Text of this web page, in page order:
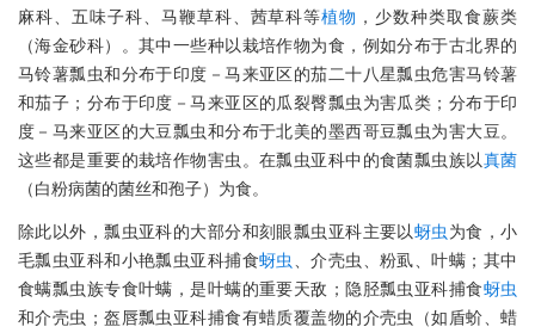
麻科、五味子科、马鞭草科、茜草科等植物 ，少数种类取食蕨类
（海金砂科）。其中一些种以栽培作物为食，例如分布于古北界的
马铃薯瓢虫和分布于印度－马来亚区的茄二十八星瓢虫危害马铃薯
和茄子；分布于印度－马来亚区的瓜裂臀瓢虫为害瓜类；分布于印
度－马来亚区的大豆瓢虫和分布于北美的墨西哥豆瓢虫为害大豆。
这些都是重要的栽培作物害虫。在瓢虫亚科中的食菌瓢虫族以真菌
（白粉病菌的菌丝和孢子）为食。
除此以外，瓢虫亚科的大部分和刻眼瓢虫亚科主要以蚜虫为食，小
毛瓢虫亚科和小艳瓢虫亚科捕食蚜虫、介壳虫、粉虱、叶螨；其中
食螨瓢虫族专食叶螨，是叶螨的重要天敌；隐胫瓢虫亚科捕食蚜虫
和介壳虫；盔唇瓢虫亚科捕食有蜡质覆盖物的介壳虫（如盾蚧、蜡